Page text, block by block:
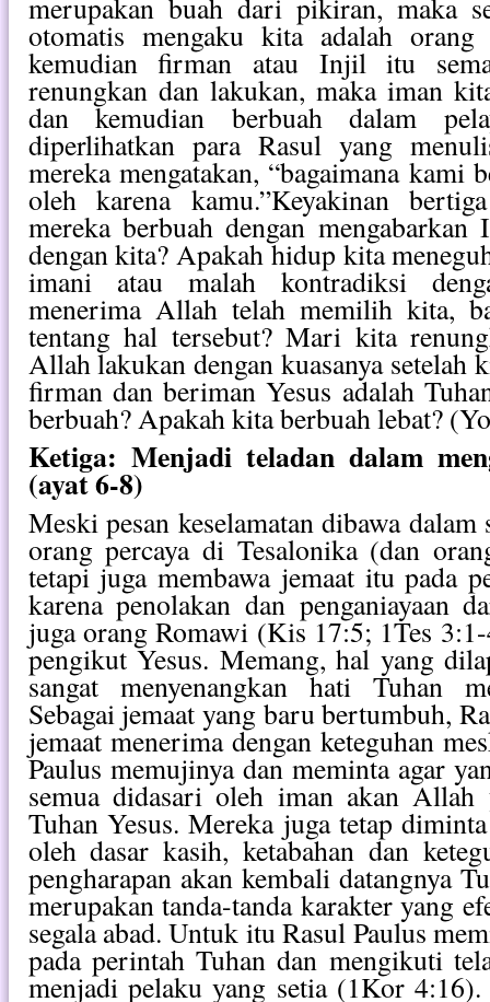
merupakan buah dari pikiran, maka
otomatis mengaku kita adalah
kemudian firman atau Injil itu
renungkan dan lakukan, maka iman
dan kemudian berbuah dalam
diperlihatkan para Rasul yang
mereka mengatakan, “bagaimana kami
oleh karena kamu.”Keyakinan
mereka berbuah dengan
dengan kita? Apakah hidup kita
imani atau malah kontradiksi
menerima Allah telah memilih kita,
tentang hal tersebut? Mari kita
Allah lakukan dengan kuasanya setelah
firman dan beriman Yesus adalah
berbuah? Apakah kita berbuah lebat?
Ketiga: Menjadi teladan dalam
(ayat 6-8)
Meski pesan keselamatan dibawa dalam
orang percaya di Tesalonika (dan
tetapi juga membawa jemaat itu pada
karena penolakan dan penganiayaan
juga orang Romawi (Kis 17:5; 1Tes
pengikut Yesus. Memang, hal yang
sangat menyenangkan hati Tuhan
Sebagai jemaat yang baru bertumbuh,
jemaat menerima dengan keteguhan
Paulus memujinya dan meminta agar
semua didasari oleh iman akan
Tuhan Yesus. Mereka juga tetap
oleh dasar kasih, ketabahan dan
pengharapan akan kembali datangnya
merupakan tanda-tanda karakter yang
segala abad. Untuk itu Rasul Paulus
pada perintah Tuhan dan mengikuti
menjadi pelaku yang setia (1Kor